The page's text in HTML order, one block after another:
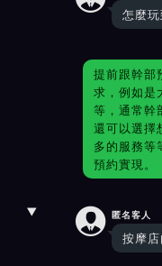
怎麼
提前跟幹部
求，例如是
等，通常幹
還可以選擇
多的服務等
預約實現。
 匿名客人
按摩